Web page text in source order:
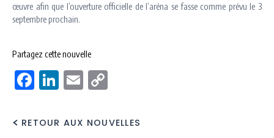
œuvre afin que l’ouverture officielle de l’aréna se fasse comme prévu le 3
septembre prochain.
Partagez cette nouvelle
Facebook
LinkedIn
Email
RETOUR AUX NOUVELLES